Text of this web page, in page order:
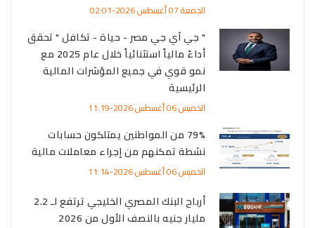
الجمعة 07 أغسطس 2026-02:01
" جي آي جي مصر - حياة - تكافل " تحقق
أداءً مالياً استثنائياً خلال عام 2025 مع
نمو قوي في جميع المؤشرات المالية
الرئيسية
الخميس 06 أغسطس 2026-11:19
79% من المواطنين يمتلكون حسابات
نشطة تمكنهم من إجراء معاملات مالية
الخميس 06 أغسطس 2026-11:14
أرباح البنك المصري الخليجي ترتفع لـ 2.2
مليار جنيه بالنصف الأول من 2026